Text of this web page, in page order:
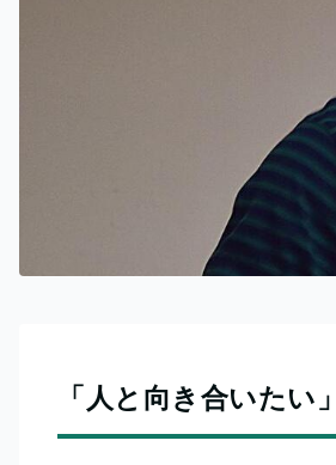
「人と向き合いた